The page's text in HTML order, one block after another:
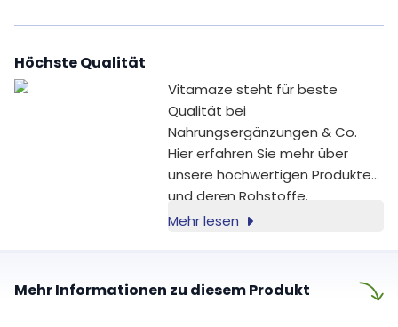
Nahrungsergänzungsmittel
deinen Tag bewusst ausklingen
zu lassen.
Höchste Qualität
Vitamaze steht für beste
Qualität bei
Nahrungsergänzungen & Co.
Hier erfahren Sie mehr über
unsere hochwertigen Produkte
und deren Rohstoffe.
Mehr lesen
Mehr Informationen zu diesem Produkt